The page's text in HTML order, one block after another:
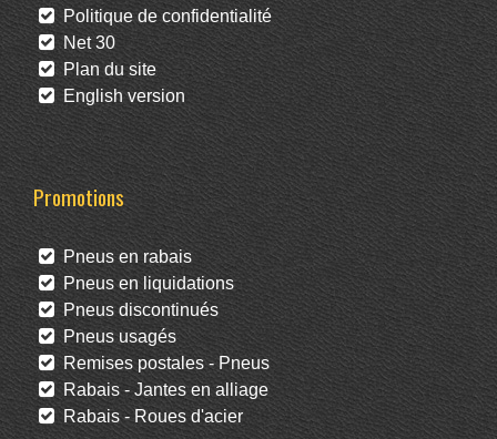
Politique de confidentialité
Net 30
Plan du site
English version
Promotions
Pneus en rabais
Pneus en liquidations
Pneus discontinués
Pneus usagés
Remises postales - Pneus
Rabais - Jantes en alliage
Rabais - Roues d'acier